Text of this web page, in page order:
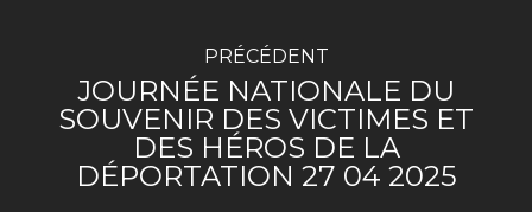
PRÉCÉDENT
JOURNÉE NATIONALE DU
SOUVENIR DES VICTIMES ET
DES HÉROS DE LA
DÉPORTATION 27 04 2025